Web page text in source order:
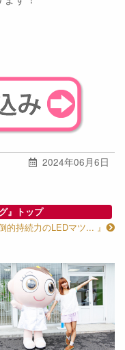
2024年06月6日
』トップ
的持続力のLEDマツ... 』